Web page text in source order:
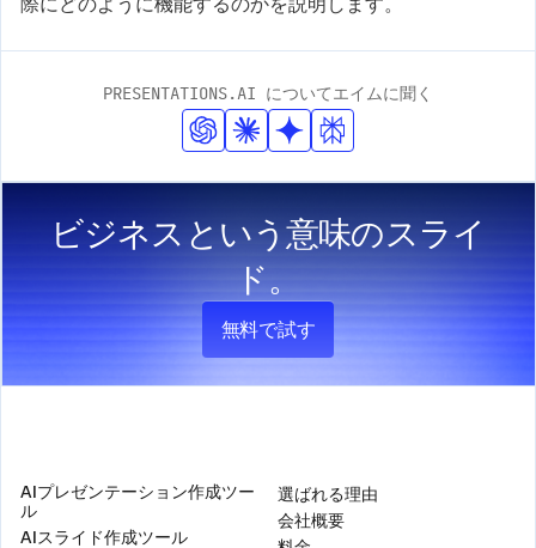
PRESENTATIONS.AI についてエイムに聞く
ビジネスという意味のスライ
ド。
無料で試す
AIプレゼンテーション作成ツー
ル
AIスライド作成ツール
選ばれる理由
会社概要